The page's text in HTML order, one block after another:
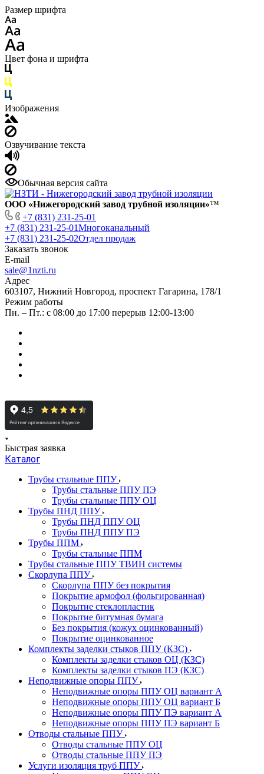
Размер шрифта
Цвет фона и шрифта
Изображения
Озвучивание текста
Обычная версия сайта
ООО «Нижегородский завод трубной изоляции»™
+7 (831) 231-25-01
+7 (831) 231-25-01Многоканальный
+7 (831) 231-25-02Отдел продаж
Заказать звонок
E-mail
sale@1nzti.ru
Адрес
603107, Нижний Новгород, проспект Гагарина, 178/1
Режим работы
Пн. – Пт.: с 08:00 до 17:00 перерыв 12:00-13:00
Быстрая заявка
Каталог
Трубы стальные ППУ
Трубы стальные ППУ ПЭ
Трубы стальные ППУ ОЦ
Трубы ПНД ППУ
Трубы ПНД ППУ ОЦ
Трубы ПНД ППУ ПЭ
Трубы ППМ
Трубы стальные ППМ
Трубы стальные ППУ ТВИН системы
Скорлупа ППУ
Скорлупа ППУ без покрытия
Покрытие армофол (фольгированная)
Покрытие стеклопластик
Покрытие битумная бумага
Без покрытия (кожух оцинкованный)
Покрытие оцинкованное
Комплекты заделки стыков ППУ (КЗС)
Комплекты заделки стыков ОЦ (КЗС)
Комплекты заделки стыков ПЭ (КЗС)
Неподвижные опоры ППУ
Неподвижные опоры ППУ ОЦ вариант А
Неподвижные опоры ППУ ОЦ вариант Б
Неподвижные опоры ППУ ПЭ вариант А
Неподвижные опоры ППУ ПЭ вариант Б
Отводы стальные ППУ
Отводы стальные ППУ ОЦ
Отводы стальные ППУ ПЭ
Услуги изоляция труб ППУ